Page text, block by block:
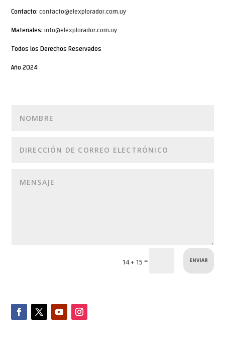
Contacto:contacto@elexplorador.com.uy
Materiales:info@elexplorador.com.uy
Todos los Derechos Reservados
Año 2024
14 + 15 = ENVIAR